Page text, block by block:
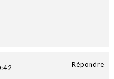
Répondre